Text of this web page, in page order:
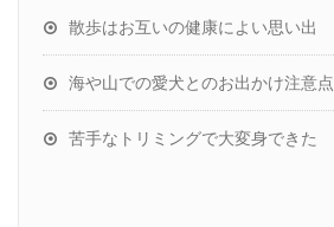
散歩はお互いの健康によい思い出
海や山での愛犬とのお出かけ注意点
苦手なトリミングで大変身できた